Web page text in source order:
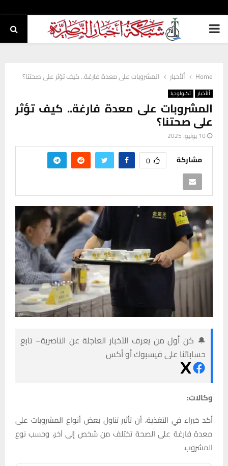
PRIMARY
Home ألأخبار المشروبات على معدة فارغة.. كيف تؤثر على صحتنا؟
ألأخبار تكنولوجيا
المشروبات على معدة فارغة.. كيف تؤثر
على صحتنا؟
10 يونيو، 2025
مشاركة 0
🔔 كن أول من يعرف الأخبار العاجلة عن الناصرية– تابع
حساباتنا على فيسبوك أو أكس
وكالات:
أكد خبراء في التغذية، أن تأثير تناول بعض أنواع المشروبات على
معدة فارغة على الصحة تختلف من شخص إلى آخر، وحسب نوع
المشروب.